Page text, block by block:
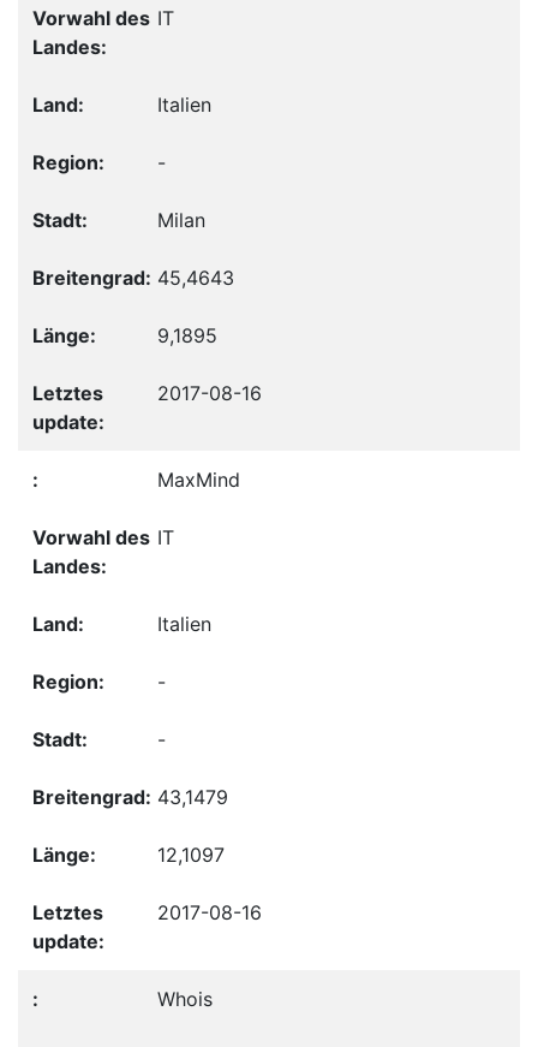
IT
Italien
-
Milan
45,4643
9,1895
2017-08-16
MaxMind
IT
Italien
-
-
43,1479
12,1097
2017-08-16
Whois